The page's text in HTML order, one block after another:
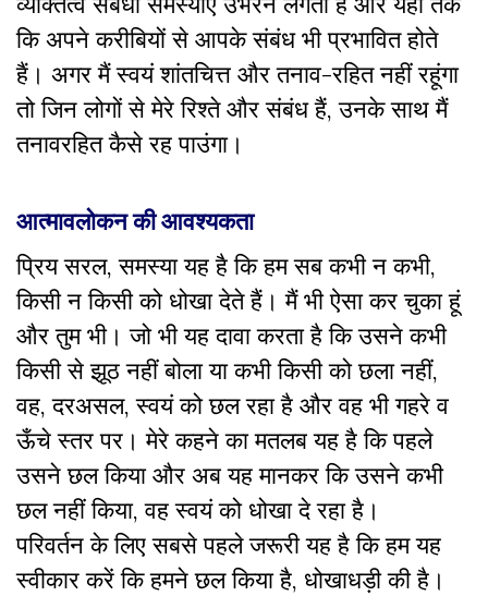
कि अपने करीबियों से आपके संबंध भी प्रभावित होते
हैं। अगर मैं स्वयं शांतचित्त और तनाव-रहित नहीं रहूंगा
तो जिन लोगों से मेरे रिश्ते और संबंध हैं, उनके साथ मैं
तनावरहित कैसे रह पाउंगा।
आत्मावलोकन की आवश्यकता
प्रिय सरल, समस्या यह है कि हम सब कभी न कभी,
किसी न किसी को धोखा देते हैं। मैं भी ऐसा कर चुका हूं
और तुम भी। जो भी यह दावा करता है कि उसने कभी
किसी से झूठ नहीं बोला या कभी किसी को छला नहीं,
वह, दरअसल, स्वयं को छल रहा है और वह भी गहरे व
ऊँचे स्तर पर। मेरे कहने का मतलब यह है कि पहले
उसने छल किया और अब यह मानकर कि उसने कभी
छल नहीं किया, वह स्वयं को धोखा दे रहा है।
परिवर्तन के लिए सबसे पहले जरूरी यह है कि हम यह
स्वीकार करें कि हमने छल किया है, धोखाधड़ी की है।